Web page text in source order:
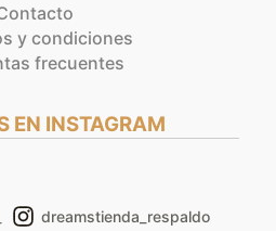
y condiciones
frecuentes
EN INSTAGRAM
dreamstienda_respaldo